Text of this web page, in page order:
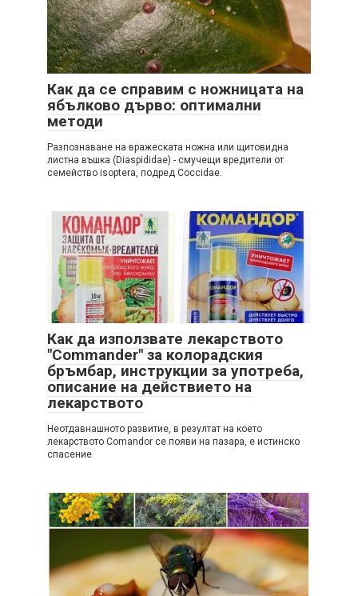
Как да се справим с ножницата на
ябълково дърво: оптимални
методи
Разпознаване на вражеската ножна или щитовидна
листна въшка (Diaspididae) - смучещи вредители от
семейство isoptera, подред Coccidae.
Как да използвате лекарството
"Commander" за колорадския
бръмбар, инструкции за употреба,
описание на действието на
лекарството
Неотдавнашното развитие, в резултат на което
лекарството Comandor се появи на пазара, е истинско
спасение